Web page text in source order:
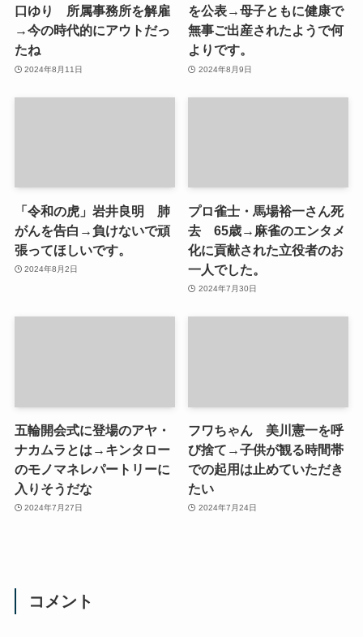
口ゆり 所属事務所を解雇
→今の時代的にアウトだっ
たね
2024年8月11日
を公表→母子ともに健康で
無事ご出産されたようで何
よりです。
2024年8月9日
「令和の虎」岩井良明 肺
がんを告白→負けないで頑
張ってほしいです。
2024年8月2日
プロ雀士・馬場裕一さん死
去 65歳→麻雀のエンタメ
化に貢献された立役者のお
一人でした。
2024年7月30日
五輪開会式に登場のアヤ・
ナカムラとは→キンタロー
のモノマネレパートリーに
入りそうだな
2024年7月27日
フワちゃん 美川憲一を呼
び捨て→子供が観る時間帯
での起用は止めていただき
たい
2024年7月24日
コメント